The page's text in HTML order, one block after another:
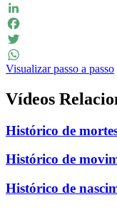
LinkedIn
Facebook
Twitter
WhatsApp
Visualizar passo a passo
Vídeos
Histórico de
Histórico de
Histórico de